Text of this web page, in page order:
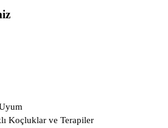
Koçluklar ve Terapiler